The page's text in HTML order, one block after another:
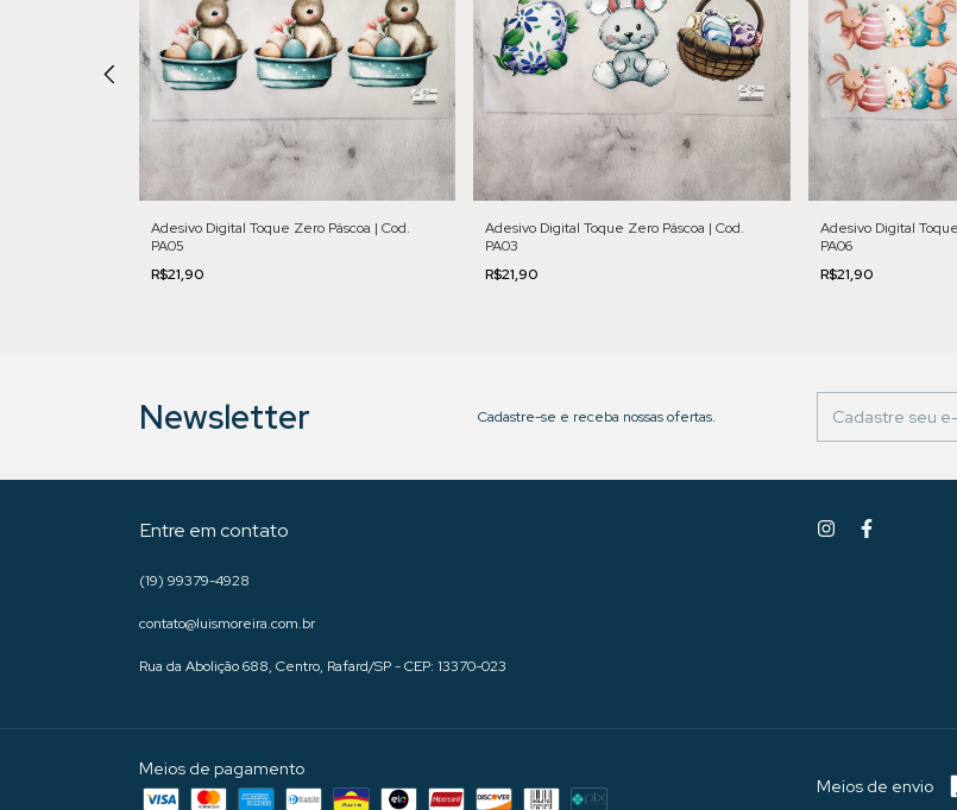
Adesivo Digital Toque Zero Páscoa | Cod.
PA05
R$21,90
Adesivo Digital Toque Zero Páscoa | Cod.
PA03
R$21,90
Adesivo Digital
PA06
R$21,90
Newsletter Cadastre-se e receba nossas ofertas.
Entre em contato
(19) 99379-4928
contato@luismoreira.com.br
Rua da Abolição 688, Centro, Rafard/SP - CEP: 13370-023
Meios de pagamento
Meios de envio